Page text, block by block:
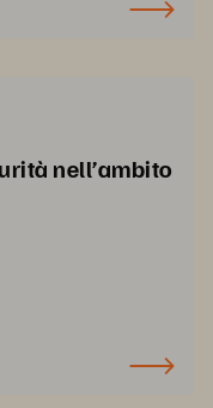
nell’ambito